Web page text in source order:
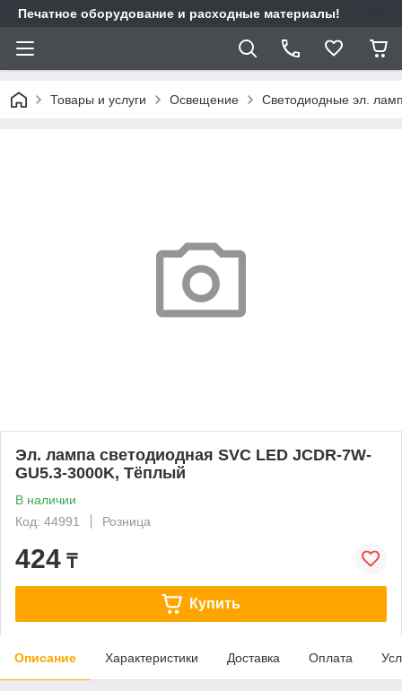
Печатное оборудование и расходные материалы!
Товары и услуги Освещение Светодиодные эл.
Эл. лампа светодиодная SVC LED JCDR-7W-
GU5.3-3000K, Тёплый
В наличии
Код: 44991
Розница
424 ₸
Купить
Описание Характеристики Доставка Оплата